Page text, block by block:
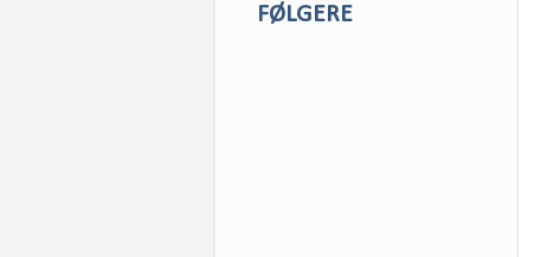
FØLGERE